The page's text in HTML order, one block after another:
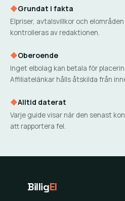
◆Grundat i fakta
Elpriser, avtalsvillkor och
kontrolleras av redaktionen.
◆Oberoende
Inget elbolag kan betala för
Affiliatelänkar hålls åtskilda från
◆Alltid daterat
Varje guide visar när den senast
att rapportera fel.
BilligEl